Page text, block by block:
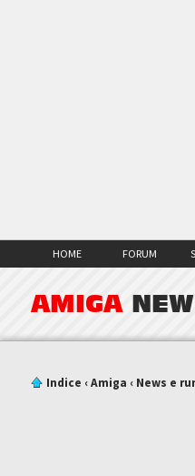
HOME FORUM
AMIGA
Indice ‹Amiga ‹ News e